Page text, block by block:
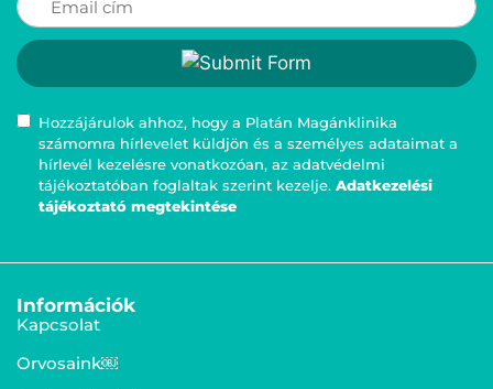
Hozzájárulok ahhoz, hogy a Platán Magánklinika
számomra hírlevelet küldjön és a személyes adataimat a
hírlevél kezelésre vonatkozóan, az adatvédelmi
tájékoztatóban foglaltak szerint kezelje. Adatkezelési
tájékoztató megtekintése
Információk
Kapcsolat
Orvosaink￼